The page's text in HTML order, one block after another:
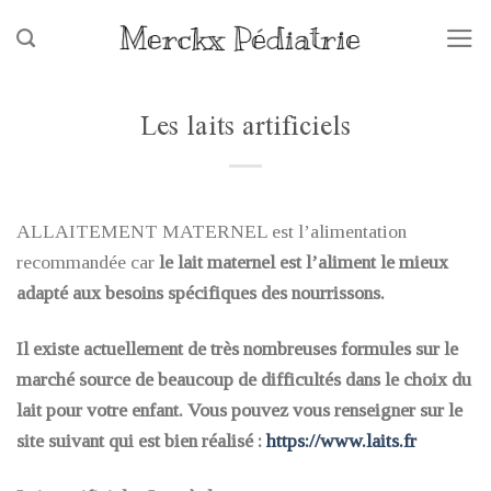
Les laits artificiels
ALLAITEMENT MATERNEL est l’alimentation
recommandée car le lait maternel est l’aliment le mieux
adapté aux besoins spécifiques des nourrissons.
Il existe actuellement de très nombreuses formules sur le
marché source de beaucoup de difficultés dans le choix du
lait pour votre enfant. Vous pouvez vous renseigner sur le
site suivant qui est bien réalisé :https://www.laits.fr